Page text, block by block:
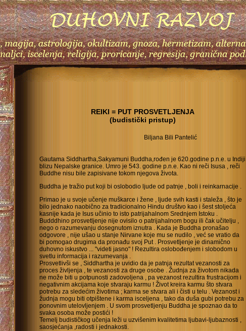
REIKI = PUT PROSVETLJENJA
(budistički pristup)
Biljana Bili Pantelić
Gautama Siddhartha,Sakyamuni Buddha,rođen je 620.godine p.n.e. u Indiji
blizu Nepalske granice. Umro je 543. godine p.n.e. Kao ni reči Isusa , reči
Buddhe nisu bile zapisivane tokom njegova života.
Buddha je tražio put koji bi oslobodio ljude od patnje , boli i reinkarnacije .
Primao je u svoje učenje muškarce i žene , ljude svih kasti i staleža , što je
bilo jednako naobično za tradicionalno Hindu društvo kao i šest stoljeća
kasnije kada je Isus učinio to isto patrijahalnom Srednjem Istoku .
Budddhino prosvetljenje nije ovisilo o patrijahalnom bogu ili čak učitelju ,
nego o razumevanju dosegnutom iznutra . Kada je Buddha pronašao
odgovore , nije ušao u stanje Nirvane koje mu se nudilo , već se vratio da
bi pomogao drugima da pronađu svoj Put . Prosvetljenje je dinamično
duhovno iskustvo ... "videti jasno" ! Rezultira oslobođenjem i slobodom u
svetlu informacija i razumevanja .
Prosvetlivši se , Siddhartha je uvidio da je patnja rezultat vezanosti za
proces življenja , te vezanosti za druge osobe . Žudnja za životom nikada
ne može biti u potpunosti zadovoljena , pa vezanost rezultira frustracijom i
negativnim akcijama koje stvaraju karmu ! Život kreira karmu što stvara
potrebu za sledećim životima ; karma se stvara ali i čisti u telu . Vezanost i
žudnja mogu biti otpištene i karma isceljena , tako da duša gubi potrebu za
ponovnim utelovljenjem . U svom prosvetljenju Buddha je spoznao da to
svaka osoba može postići !
Temelj budističkog učenja leži u uzvišenim kvalitetima ljubavi-ljubaznosti ,
saosjećanja ,radosti i jednakosti.